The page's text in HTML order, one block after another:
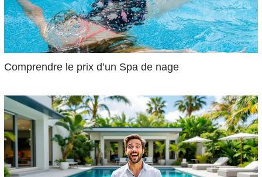
Comprendre le prix d’un Spa de nage